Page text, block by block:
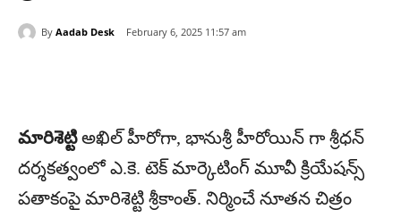
By Aadab Desk February 6, 2025 11:57 am
మారిశెట్టిఅఖిల్ హీరోగా, భానుశ్రీ హీరోయిన్ గా శ్రీధన్
దర్శకత్వంలో ఎ.కె. టెక్ మార్కెటింగ్ మూవీ క్రియేషన్స్
పతాకంపై మారిశెట్టి శ్రీకాంత్. నిర్మించే నూతన చిత్రం